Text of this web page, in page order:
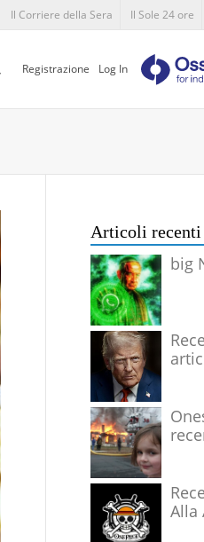
Il Corriere della Sera Il Sole 24 ore
CercaRegistrazione Log In
Articoli recenti
big
Alla